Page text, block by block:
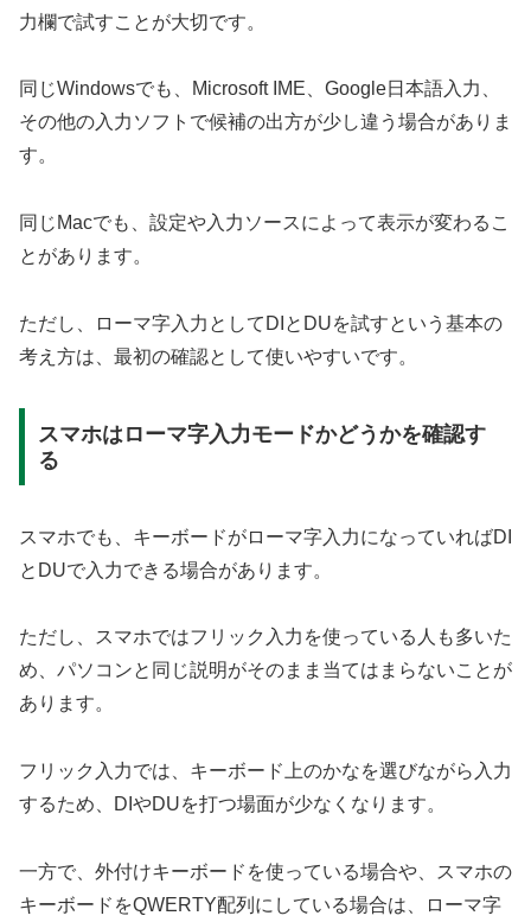
力欄で試すことが大切です。
同じWindowsでも、Microsoft IME、Google日本語入力、
その他の入力ソフトで候補の出方が少し違う場合がありま
す。
同じMacでも、設定や入力ソースによって表示が変わるこ
とがあります。
ただし、ローマ字入力としてDIとDUを試すという基本の
考え方は、最初の確認として使いやすいです。
スマホはローマ字入力モードかどうかを確認す
る
スマホでも、キーボードがローマ字入力になっていればDI
とDUで入力できる場合があります。
ただし、スマホではフリック入力を使っている人も多いた
め、パソコンと同じ説明がそのまま当てはまらないことが
あります。
フリック入力では、キーボード上のかなを選びながら入力
するため、DIやDUを打つ場面が少なくなります。
一方で、外付けキーボードを使っている場合や、スマホの
キーボードをQWERTY配列にしている場合は、ローマ字